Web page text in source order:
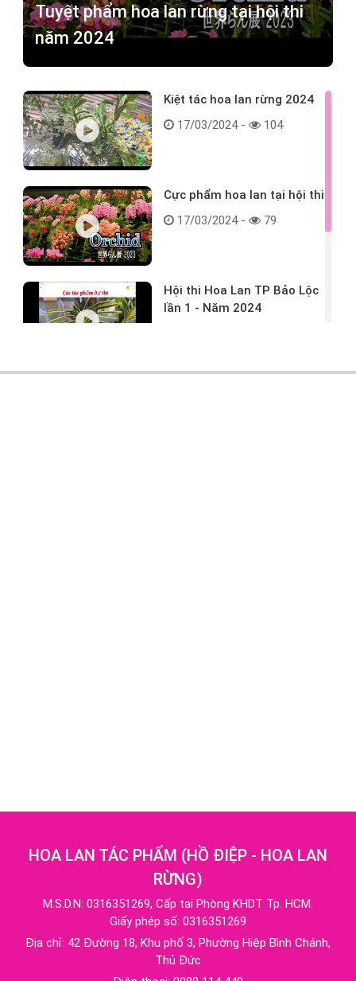
Tuyệt phẩm hoa lan rừng tại hội thi
năm 2024
Kiệt tác hoa lan rừng 2024
17/03/2024 -
104
Cực phẩm hoa lan tại hội thi
17/03/2024 -
79
Hội thi Hoa Lan TP Bảo Lộc
lần 1 - Năm 2024
HOA LAN TÁC PHẨM (HỒ ĐIỆP - HOA LAN
RỪNG)
M.S.D.N: 0316351269, Cấp tại Phòng KHDT Tp. HCM.
Giấy phép số: 0316351269
Địa chỉ: 42 Đường 18, Khu phố 3, Phường Hiệp Bình Chánh,
Thủ Đức